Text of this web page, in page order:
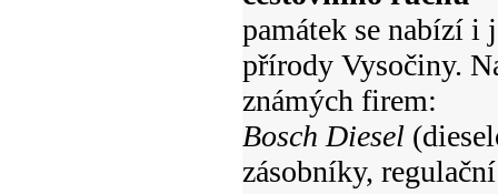
památek se nabízí i
přírody Vysočiny.
známých firem:
Bosch Diesel
zásobníky,